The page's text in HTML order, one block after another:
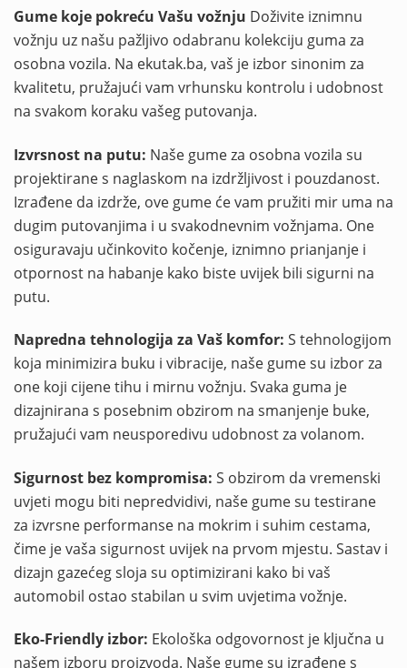
Gume koje pokreću Vašu vožnju Doživite iznimnu
vožnju uz našu pažljivo odabranu kolekciju guma za
osobna vozila. Na ekutak.ba, vaš je izbor sinonim za
kvalitetu, pružajući vam vrhunsku kontrolu i udobnost
na svakom koraku vašeg putovanja.
Izvrsnost na putu: Naše gume za osobna vozila su
projektirane s naglaskom na izdržljivost i pouzdanost.
Izrađene da izdrže, ove gume će vam pružiti mir uma na
dugim putovanjima i u svakodnevnim vožnjama. One
osiguravaju učinkovito kočenje, iznimno prianjanje i
otpornost na habanje kako biste uvijek bili sigurni na
putu.
Napredna tehnologija za Vaš komfor: S tehnologijom
koja minimizira buku i vibracije, naše gume su izbor za
one koji cijene tihu i mirnu vožnju. Svaka guma je
dizajnirana s posebnim obzirom na smanjenje buke,
pružajući vam neusporedivu udobnost za volanom.
Sigurnost bez kompromisa: S obzirom da vremenski
uvjeti mogu biti nepredvidivi, naše gume su testirane
za izvrsne performanse na mokrim i suhim cestama,
čime je vaša sigurnost uvijek na prvom mjestu. Sastav i
dizajn gazećeg sloja su optimizirani kako bi vaš
automobil ostao stabilan u svim uvjetima vožnje.
Eko-Friendly izbor: Ekološka odgovornost je ključna u
našem izboru proizvoda. Naše gume su izrađene s